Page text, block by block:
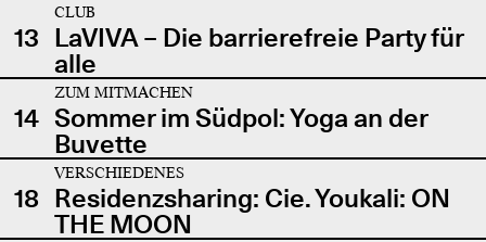
13
CLUB
LaVIVA – Die barrierefreie Party für
alle
14
ZUM MITMACHEN
Sommer im Südpol: Yoga an der
Buvette
18
VERSCHIEDENES
Residenzsharing: Cie. Youkali: ON
THE MOON